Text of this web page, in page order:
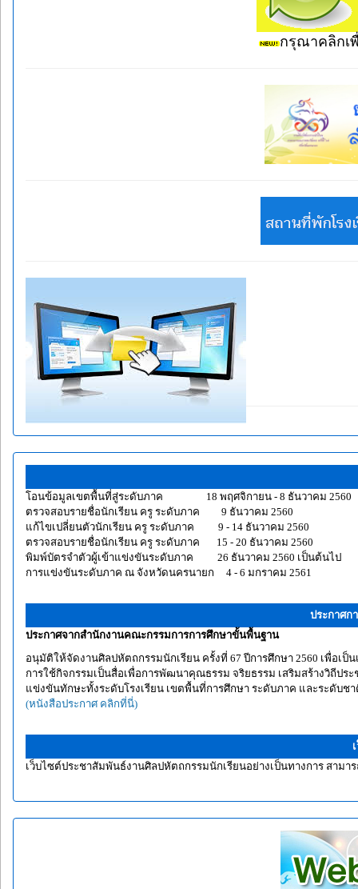
กรุณาคลิกเ
โอนข้อมูลเขตพื้นที่สู่ระดับภาค 18 พฤศจิกายน - 8 ธันวาคม 2560
ตรวจสอบรายชื่อนักเรียน ครู ระดับภาค 9 ธันวาคม 2560
แก้ไขเปลี่ยนตัวนักเรียน ครู ระดับภาค 9 - 14 ธันวาคม 2560
ตรวจสอบรายชื่อนักเรียน ครู ระดับภาค 15 - 20 ธันวาคม 2560
พิมพ์บัตรจำตัวผู้เข้าแข่งขันระดับภาค 26 ธันวาคม 2560 เป็นต้นไป
การแข่งขันระดับภาค ณ จังหวัดนครนายก 4 - 6 มกราคม 2561
ประกาศก
ประกาศจากสำนักงานคณะกรรมการการศึกษาขั้นพื้นฐาน
อนุมัติให้จัดงานศิลปหัตถกรรมนักเรียน ครั้งที่ 67 ปีการศึกษา 2560 เพื่อเป็
การใช้กิจกรรมเป็นสื่อเพื่อการพัฒนาคุณธรรม จริยธรรม เสริมสร้างวิถี
แข่งขันทักษะทั้งระดับโรงเรียน เขตพื้นที่การศึกษา ระดับภาค และระดับช
(หนังสือประกาศ คลิกที่นี่)
เว็บไซต์ประชาสัมพันธ์งานศิลปหัตถกรรมนักเรียนอย่างเป็นทางการ สามา